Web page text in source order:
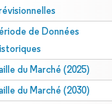
de Données
du Marché (2025)
du Marché (2030)